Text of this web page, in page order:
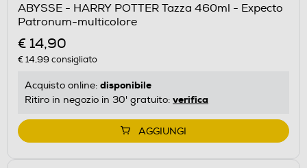
ABYSSE - HARRY POTTER Tazza 460ml - Expecto
Patronum-multicolore
€ 14,90
€ 14,99 consigliato
Acquisto online: disponibile
Ritiro in negozio in 30' gratuito: verifica
AGGIUNGI